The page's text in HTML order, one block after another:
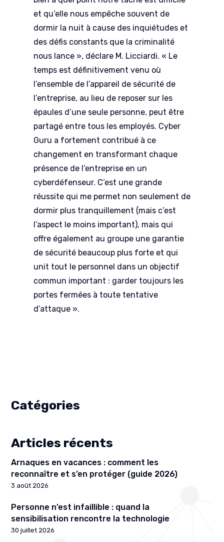
Catégories
Articles récents
Arnaques en vacances : comment les
reconnaître et s’en protéger (guide 2026)
3 août 2026
Personne n’est infaillible : quand la
sensibilisation rencontre la technologie
30 juillet 2026
et qu’elle nous empêche souvent de
dormir la nuit à cause des inquiétudes et
des défis constants que la criminalité
nous lance », déclare M. Licciardi. « Le
temps est définitivement venu où
l’ensemble de l’appareil de sécurité de
l’entreprise, au lieu de reposer sur les
épaules d’une seule personne, peut être
partagé entre tous les employés. Cyber
Guru a fortement contribué à ce
changement en transformant chaque
présence de l’entreprise en un
cyberdéfenseur. C’est une grande
réussite qui me permet non seulement de
dormir plus tranquillement (mais c’est
l’aspect le moins important), mais qui
offre également au groupe une garantie
de sécurité beaucoup plus forte et qui
unit tout le personnel dans un objectif
commun important : garder toujours les
portes fermées à toute tentative
d’attaque ».